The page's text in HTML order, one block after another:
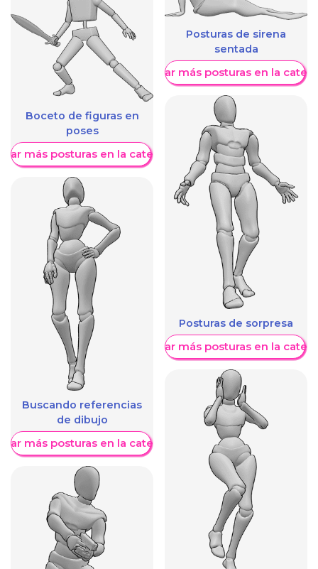
Boceto de figuras en
poses
más posturas en la categoría
Buscando referencias
de dibujo
más posturas en la categoría
Posturas de sirena
sentada
Mostrar más posturas en la
Posturas de sorpresa
Mostrar más posturas en la